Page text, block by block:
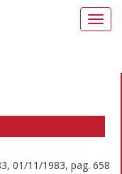
01/11/1983, pag. 658